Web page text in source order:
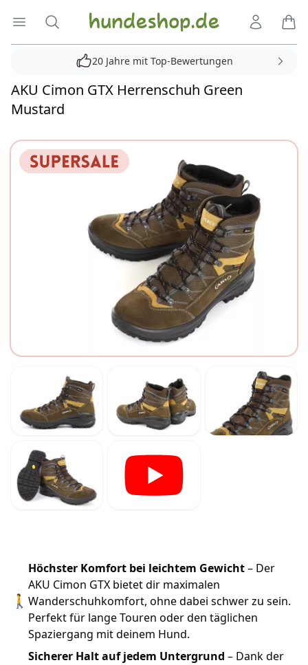
Menü öffnen
Suche Hundeshop.de
20 Jahre mit Top-Bewertungen
AKU Cimon GTX Herrenschuh Green
Mustard
Reviews
Bilder
🚶
Höchster Komfort bei leichtem Gewicht– Der
AKU Cimon GTX bietet dir maximalen
Wanderschuhkomfort, ohne dabei schwer zu sein.
Perfekt für lange Touren oder den täglichen
Spaziergang mit deinem Hund.
Sicherer Halt auf jedem Untergrund – Dank der